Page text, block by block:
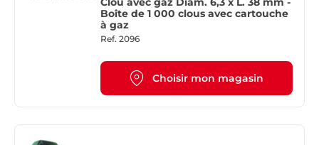
Boîte de 1 000 clous avec cartouche
à gaz
Ref. 2096
Choisir mon magasin